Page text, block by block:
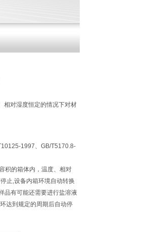
相对湿度恒定的情况下对材
1997、GB/T5170.8-
积的箱体内，温度、相对
止,设备内箱环境自动转换
品有可能还需要进行盐溶液
达到规定的周期后自动停